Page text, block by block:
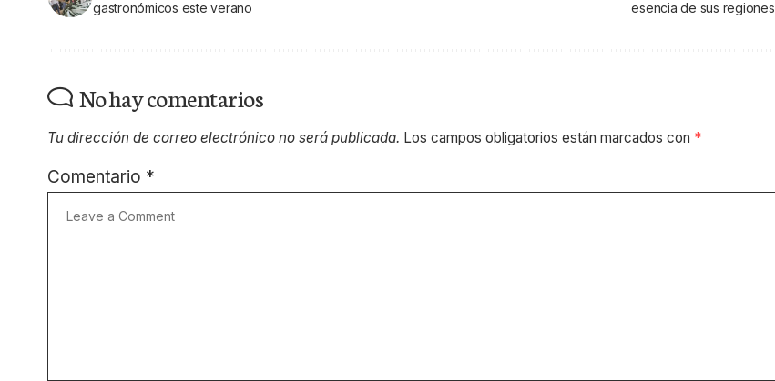
gastronómicos este verano
esencia de sus regiones
No hay comentarios
Tu dirección de correo electrónico no será publicada. Los campos obligatorios están marcados con *
Comentario *